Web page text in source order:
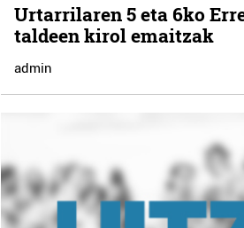
Urtarrilaren 5 eta 6ko
taldeen kirol emaitzak
admin